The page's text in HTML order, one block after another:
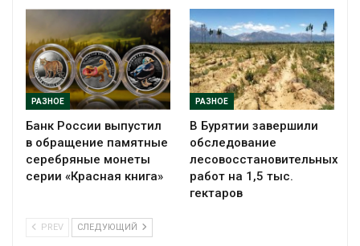
РАЗНОЕ
Банк России выпустил
в обращение памятные
серебряные монеты
серии «Красная книга»
РАЗНОЕ
В Бурятии завершили
обследование
лесовосстановительных
работ на 1,5 тыс.
гектаров
PREV СЛЕДУЮЩИЙ